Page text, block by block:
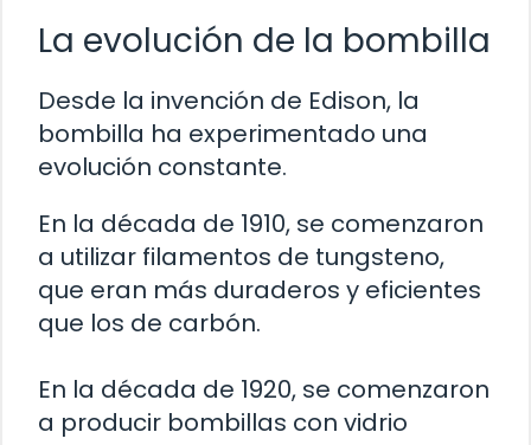
La evolución de la bombilla
Desde la invención de Edison, la
bombilla ha experimentado una
evolución constante.
En la década de 1910, se comenzaron
a utilizar filamentos de tungsteno,
que eran más duraderos y eficientes
que los de carbón.
En la década de 1920, se comenzaron
a producir bombillas con vidrio